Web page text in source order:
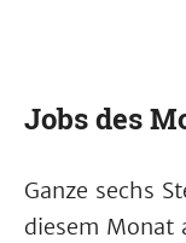
Jobs des
Ganze sechs
diesem Monat